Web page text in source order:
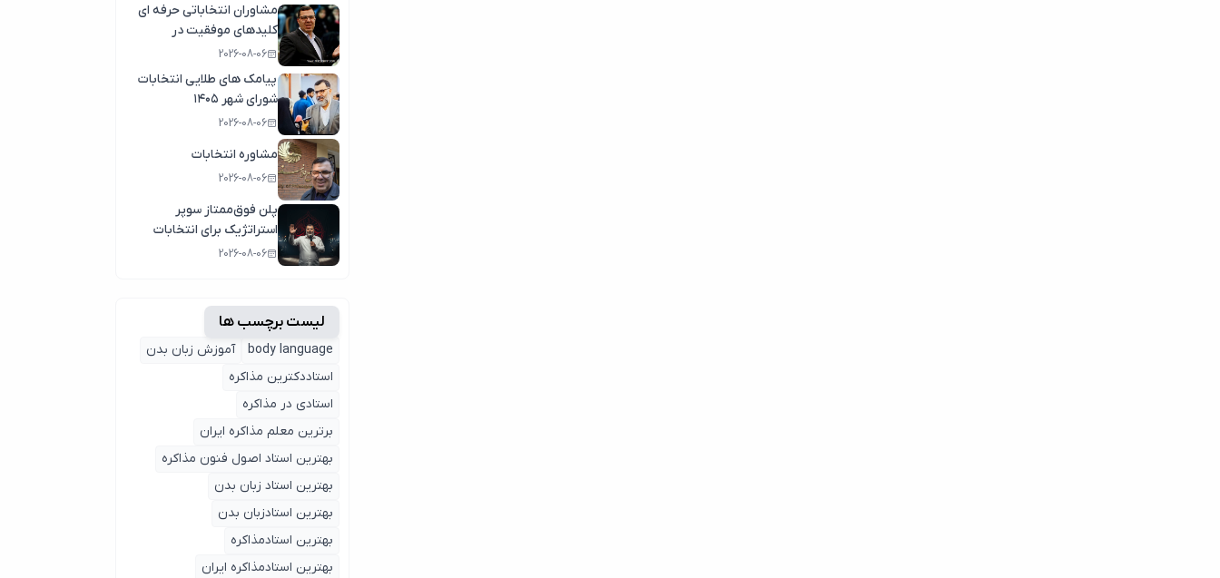
مشاوران انتخاباتی حرفه ای
کلیدهای موفقیت در
انتخابات سال1404
2026-08-06
پیامک های طلایی انتخابات
شورای شهر ۱۴۰۵
2026-08-06
مشاوره انتخابات
2026-08-06
پلن فوق‌ممتاز سوپر
استراتژیک برای انتخابات
2026-08-06
لیست برچسب ها
body language
آموزش زبان بدن
استاددکترین مذاکره
استادی در مذاکره
برترین معلم مذاکره ایران
بهترین استاد اصول ‌فنون مذاکره
بهترین استاد زبان بدن
بهترین استادزبان بدن
بهترین استادمذاکره
بهترین استادمذاکره ایران